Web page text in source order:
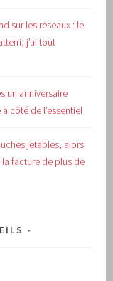
sur les réseaux : le
j’ai tout
un anniversaire
côté de l’essentiel
jetables, alors
facture de plus de